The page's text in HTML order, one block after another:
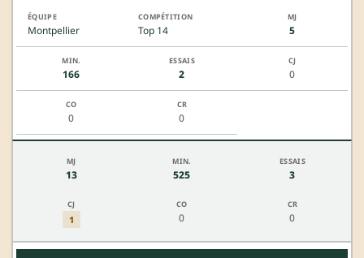
Montpellier Top 14 5
166 2 0
0 0
13 525 3
1 0 0